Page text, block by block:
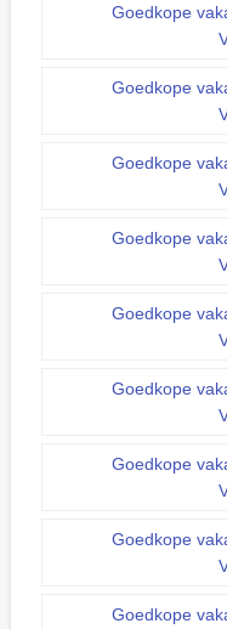
Goedkope
Goedkope
Goedkope
Goedkope
Goedkope
Goedkope
Goedkope
Goedkope
Goedkope